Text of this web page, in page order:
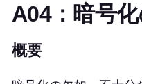
A04：暗号
概要